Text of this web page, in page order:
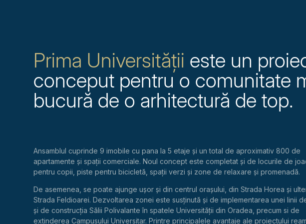
Prima Universității este un
conceput pentru o comunitate
bucură de o arhitectură de top.
Ansamblul cuprinde 9 imobile cu pana la 5 etaje și un total de aproximativ 800 de
apartamente și spații comerciale. Noul concept este completat și de locurile de
pentru copii, piste pentru bicicletă, spații verzi și zone de relaxare și promenadă.
De asemenea, se poate ajunge ușor și din centrul orașului, din Strada Horea și
Strada Feldioarei. Dezvoltarea zonei este susținută și de implementarea unei linii
și de construcția Sălii Polivalante în spatele Universității din Oradea, precum si de
extinderea Campusului Universitar. Printre principalele avantaje ale proiectului